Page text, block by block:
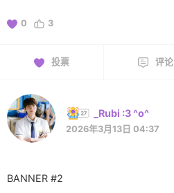
0 3
投票 评论
_Rubi :3 ^o^
2026年3月13日 04:37
BANNER #2